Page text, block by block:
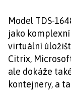
Model TDS-
jako
virtuální
Citrix,
ale dokáže
kontejnery, a